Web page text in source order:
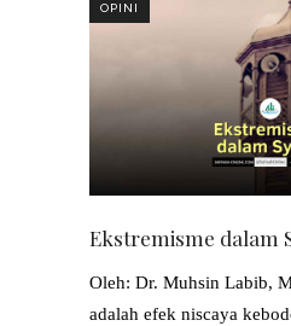
OPINI
Ekstremisme dalam
Oleh: Dr. Muhsin Labib,
adalah efek niscaya